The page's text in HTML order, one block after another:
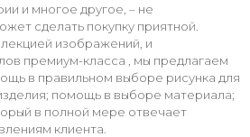
и многое другое, – не
сделать покупку приятной.
изображений, и
премиум-класса , мы предлагаем
в правильном выборе рисунка для
помощь в выборе материала;
в полной мере отвечает
клиента.